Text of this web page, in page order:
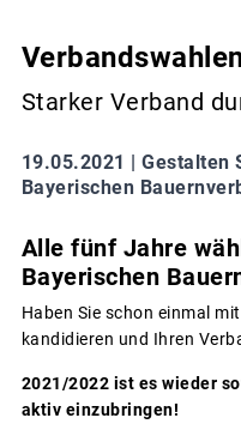
Starker Verband
19.05.2021 | Gestalten
Bayerischen
Alle fünf Jahre
Bayerischen
Haben Sie schon einmal
kandidieren und Ihren
2021/2022 ist es wieder
aktiv einzubringen!